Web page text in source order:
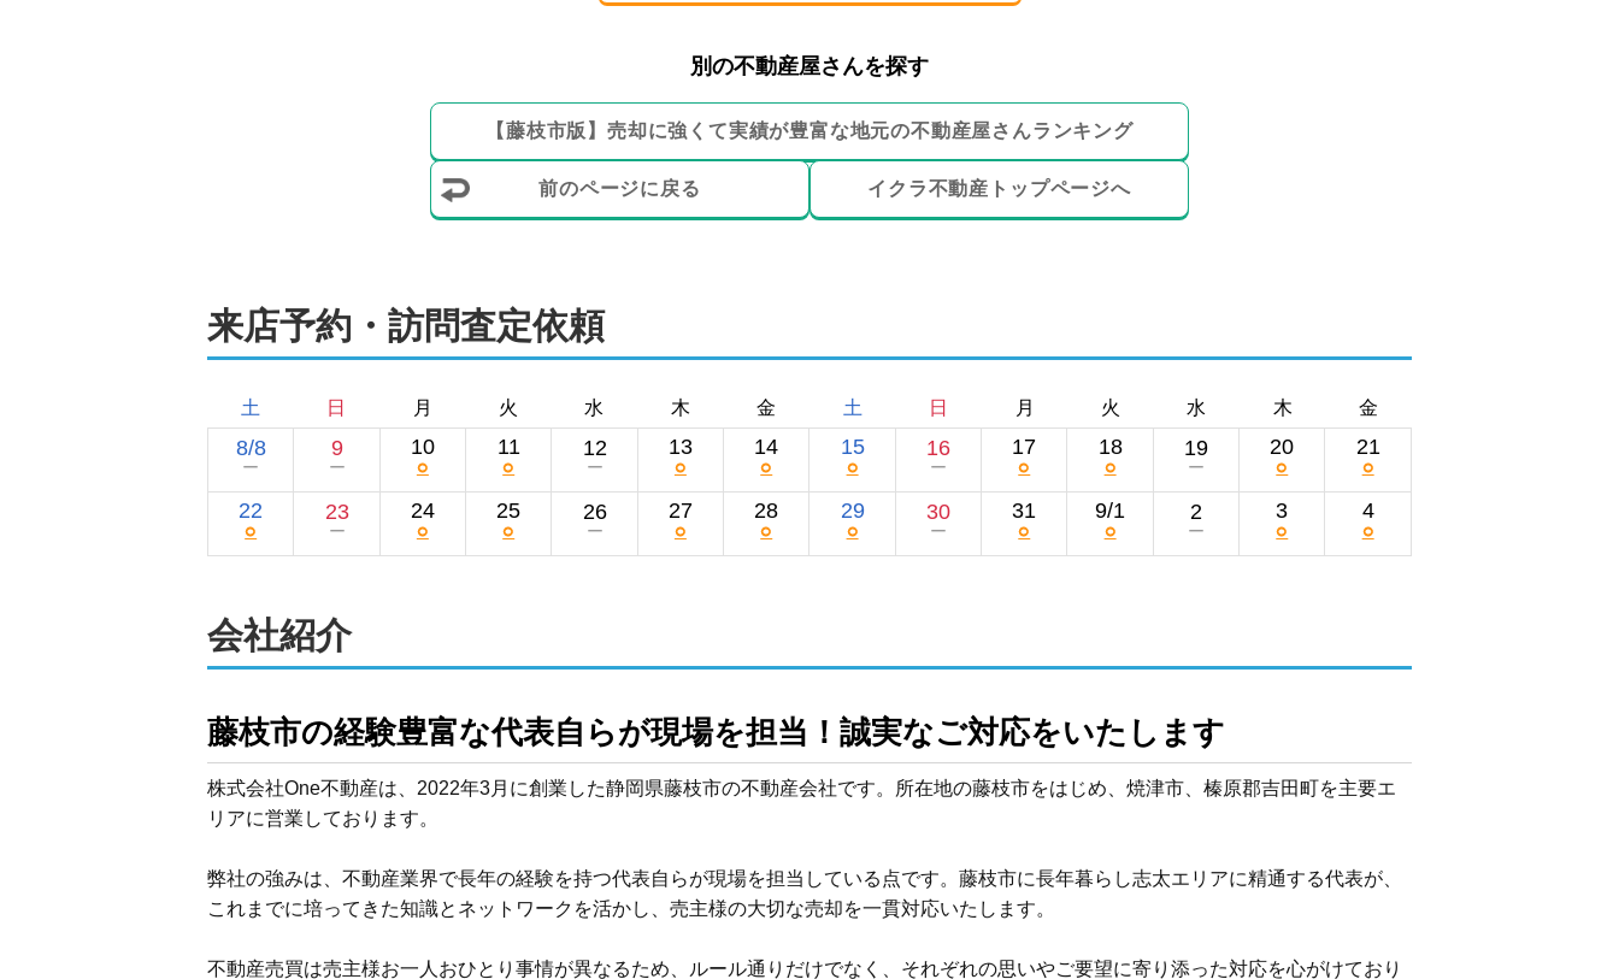
別の不動産屋さんを探す
【藤枝市版】 売却に強くて実績が豊富な地元の不動産屋さんランキング
前のページに戻る イクラ不動産トップページへ
来店予約・訪問査定依頼
土 日 月 火 水 木 金 土 日 月 火 水 木 金
8/8
ー
9
ー
10
○
11
○
12
ー
13
○
14
○
15
○
16
ー
17
○
18
○
19
ー
20
○
21
○
22
○
23
ー
24
○
25
○
26
ー
27
○
28
○
29
○
30
ー
31
○
9/1
○
2
ー
3
○
4
○
会社紹介
藤枝市の経験豊富な代表自らが現場を担当！誠実なご対応をいたします
株式会社One不動産は、2022年3月に創業した静岡県藤枝市の不動産会社です。所在地の藤枝市をはじめ、焼津市、榛原郡吉田町を主要エ
リアに営業しております。
弊社の強みは、不動産業界で長年の経験を持つ代表自らが現場を担当している点です。藤枝市に長年暮らし志太エリアに精通する代表が、
これまでに培ってきた知識とネットワークを活かし、売主様の大切な売却を一貫対応いたします。
不動産売買は売主様お一人おひとり事情が異なるため、ルール通りだけでなく、それぞれの思いやご要望に寄り添った対応を心がけており